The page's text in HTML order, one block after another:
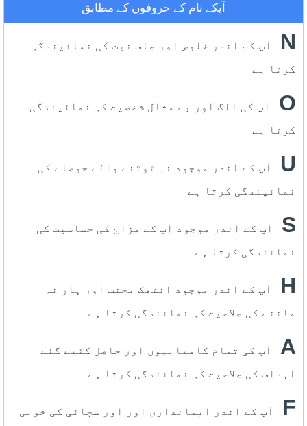
آپکے نام کے حروفوں کے مطابق
N
آپ کے اندر خلوص اور صاف نیت کی نمائیندگی
کرتا ہے
O
آپ کی الگ اور بے مثال شخصیت کی نمائیندگی
کرتا ہے
U
آپ کے اندر موجود نہ ٹوٹنے والے حوصلے کی
نمائیندگی کرتا ہے
S
آپ کے اندر موجود آپ کے مزاج کی حساسیت کی
نمائندگی کرتا ہے
H
آپ کے اندر موجود انتھک محنت اور ہار نہ
ماننے کی صلاحیت کی نمائندگی کرتا ہے
A
آپ کی تمام کامیابیوں اور حاصل کئیے گئے
اہداف کی صلاحیت کی نمائندگی کرتا ہے
F
آپ کے اندر ایمانداری اور اور سچائی کی خوبی